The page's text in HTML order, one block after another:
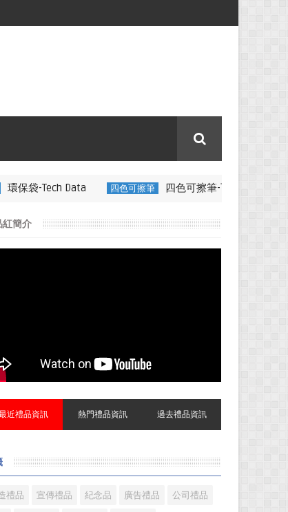
四色可擦筆 四色可擦筆-百通電纜 350ML 折疊矽膠
紅簡介
近禮品資訊 熱門禮品資訊 過去禮品資訊
禮品 宣傳禮品 紀念品 廣告禮品 公司禮品